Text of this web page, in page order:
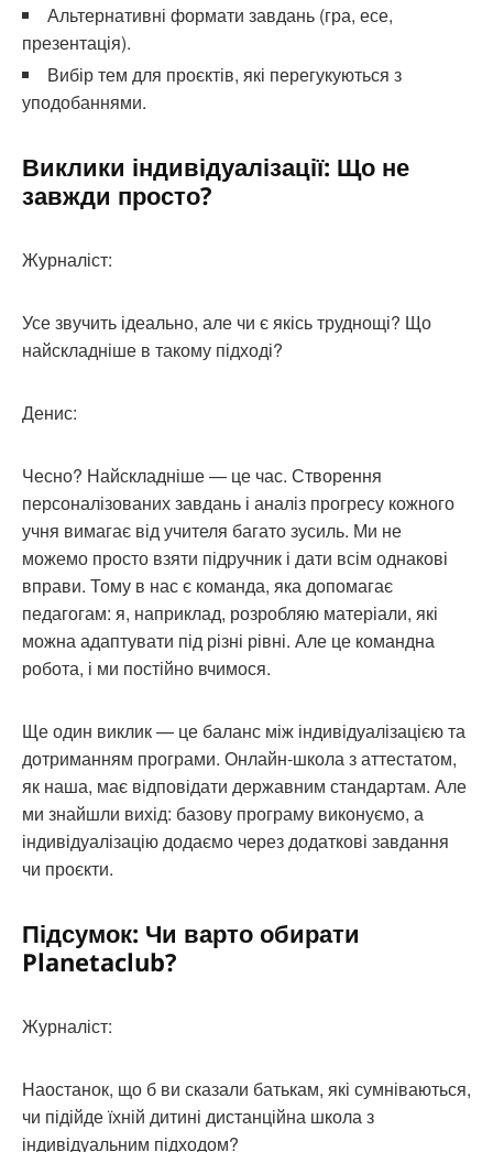
Альтернативні формати завдань (гра, есе,
презентація).
Вибір тем для проєктів, які перегукуються з
уподобаннями.
Виклики індивідуалізації: Що не
завжди просто?
Журналіст:
Усе звучить ідеально, але чи є якісь труднощі? Що
найскладніше в такому підході?
Денис:
Чесно? Найскладніше — це час. Створення
персоналізованих завдань і аналіз прогресу кожного
учня вимагає від учителя багато зусиль. Ми не
можемо просто взяти підручник і дати всім однакові
вправи. Тому в нас є команда, яка допомагає
педагогам: я, наприклад, розробляю матеріали, які
можна адаптувати під різні рівні. Але це командна
робота, і ми постійно вчимося.
Ще один виклик — це баланс між індивідуалізацією та
дотриманням програми. Онлайн-школа з аттестатом,
як наша, має відповідати державним стандартам. Але
ми знайшли вихід: базову програму виконуємо, а
індивідуалізацію додаємо через додаткові завдання
чи проєкти.
Підсумок: Чи варто обирати
Planetaclub?
Журналіст:
Наостанок, що б ви сказали батькам, які сумніваються,
чи підійде їхній дитині дистанційна школа з
індивідуальним підходом?